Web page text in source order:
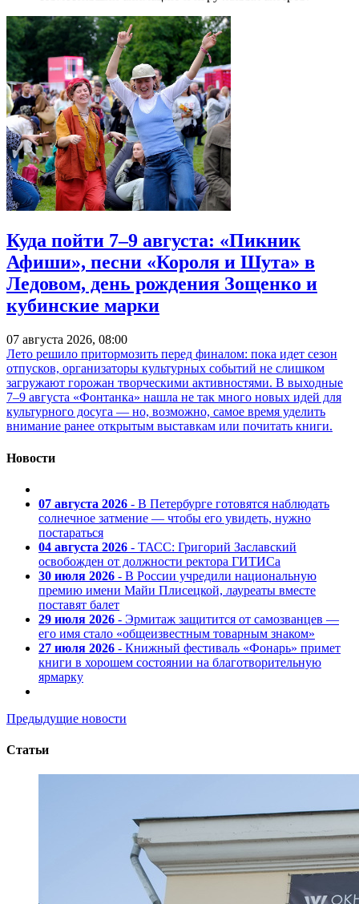
Куда пойти 7–9 августа: «Пикник
Афиши», песни «Короля и Шута» в
Ледовом, день рождения Зощенко и
кубинские марки
07 августа 2026, 08:00
Лето решило притормозить перед финалом: пока идет сезон
отпусков, организаторы культурных событий не слишком
загружают горожан творческими активностями. В выходные
7–9 августа «Фонтанка» нашла не так много новых идей для
культурного досуга — но, возможно, самое время уделить
внимание ранее открытым выставкам или почитать книги.
Новости
07 августа 2026 - В Петербурге готовятся наблюдать
солнечное затмение — чтобы его увидеть, нужно
постараться
04 августа 2026 - ТАСС: Григорий Заславский
освобожден от должности ректора ГИТИСа
30 июля 2026 - В России учредили национальную
премию имени Майи Плисецкой, лауреаты вместе
поставят балет
29 июля 2026 - Эрмитаж защитится от самозванцев —
его имя стало «общеизвестным товарным знаком»
27 июля 2026 - Книжный фестиваль «Фонарь» примет
книги в хорошем состоянии на благотворительную
ярмарку
Предыдущие новости
Статьи